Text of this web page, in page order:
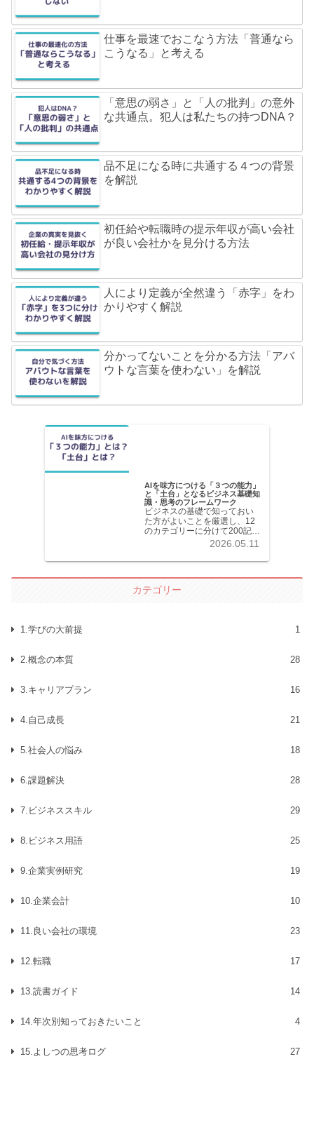
仕事を最速でおこなう方法「普通なら
こうなる」と考える
「意思の弱さ」と「人の批判」の意外
な共通点。犯人は私たちの持つDNA？
品不足になる時に共通する４つの背景
を解説
初任給や転職時の提示年収が高い会社
が良い会社かを見分ける方法
人により定義が全然違う「赤字」をわ
かりやすく解説
分かってないことを分かる方法「アバ
ウトな言葉を使わない」を解説
AIを味方につける「３つの能力」
と「土台」となるビジネス基礎知
識・思考のフレームワーク
ビジネスの基礎で知っておい
た方がよいことを厳選し、12
のカテゴリーに分けて200記事
以上を掲載しています。各記
事共分かりやすく解説してい
ます。
2026.05.11
カテゴリー
1.学びの大前提 1
2.概念の本質 28
3.キャリアプラン 16
4.自己成長 21
5.社会人の悩み 18
6.課題解決 28
7.ビジネススキル 29
8.ビジネス用語 25
9.企業実例研究 19
10.企業会計 10
11.良い会社の環境 23
12.転職 17
13.読書ガイド 14
14.年次別知っておきたいこと 4
15.よしつの思考ログ 27